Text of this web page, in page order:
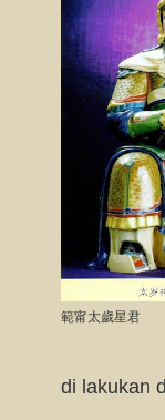
範甯太歲星君
di lakukan